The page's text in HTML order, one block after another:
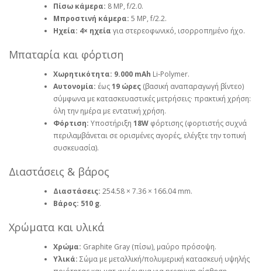
Πίσω κάμερα: 8 MP, f/2.0.
Μπροστινή κάμερα: 5 MP, f/2.2.
Ηχεία: 4× ηχεία για στερεοφωνικό, ισορροπημένο ήχο.
Μπαταρία και φόρτιση
Χωρητικότητα: 9.000 mAh Li‑Polymer.
Αυτονομία: έως19 ώρες (βασική αναπαραγωγή βίντεο)
σύμφωνα με κατασκευαστικές μετρήσεις· πρακτική χρήση:
όλη την ημέρα με εντατική χρήση.
Φόρτιση: Υποστήριξη 18W φόρτισης (φορτιστής συχνά
περιλαμβάνεται σε ορισμένες αγορές, ελέγξτε την τοπική
συσκευασία).
Διαστάσεις & βάρος
Διαστάσεις: 254.58 × 7.36 × 166.04 mm.
Βάρος: 510 g.
Χρώματα και υλικά
Χρώμα: Graphite Gray (πίσω), μαύρο πρόσοψη.
Υλικά: Σώμα με μεταλλική/πολυμερική κατασκευή υψηλής